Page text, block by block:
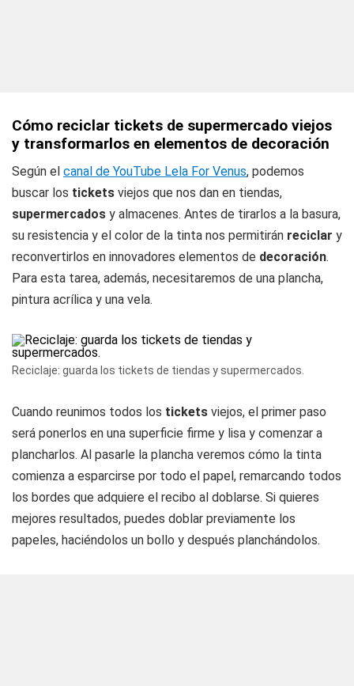
Cómo reciclar tickets de supermercado viejos
y transformarlos en elementos de decoración
Según el canal de YouTube Lela For Venus, podemos
buscar los tickets viejos que nos dan en tiendas,
supermercados y almacenes. Antes de tirarlos a la basura,
su resistencia y el color de la tinta nos permitirán reciclar y
reconvertirlos en innovadores elementos de decoración.
Para esta tarea, además, necesitaremos de una plancha,
pintura acrílica y una vela.
Reciclaje: guarda los tickets de tiendas y supermercados.
Cuando reunimos todos los tickets viejos, el primer paso
será ponerlos en una superficie firme y lisa y comenzar a
plancharlos. Al pasarle la plancha veremos cómo la tinta
comienza a esparcirse por todo el papel, remarcando todos
los bordes que adquiere el recibo al doblarse. Si quieres
mejores resultados, puedes doblar previamente los
papeles, haciéndolos un bollo y después planchándolos.